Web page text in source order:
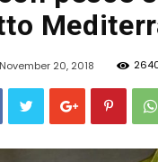
November 20, 2018